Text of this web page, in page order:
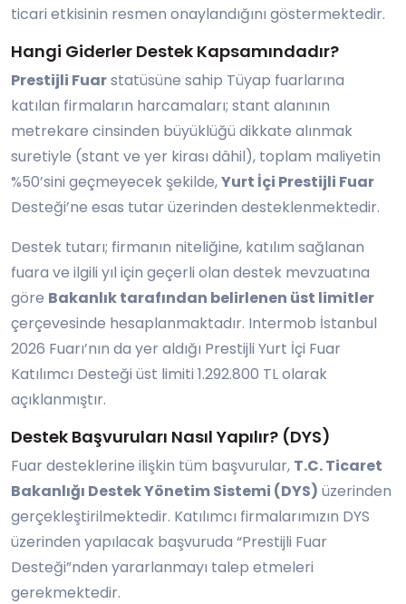
ticari etkisinin resmen onaylandığını göstermektedir.
Hangi Giderler Destek Kapsamındadır?
Prestijli Fuarstatüsüne sahip Tüyap fuarlarına
katılan firmaların harcamaları; stant alanının
metrekare cinsinden büyüklüğü dikkate alınmak
suretiyle (stant ve yer kirası dâhil), toplam maliyetin
%50’sini geçmeyecek şekilde,Yurt İçi Prestijli Fuar
Desteği’ne esas tutar üzerinden desteklenmektedir.
Destek tutarı; firmanın niteliğine, katılım sağlanan
fuara ve ilgili yıl için geçerli olan destek mevzuatına
göre Bakanlık tarafından belirlenen üst limitler
çerçevesinde hesaplanmaktadır. Intermob İstanbul
2026 Fuarı’nın da yer aldığı Prestijli Yurt İçi Fuar
Katılımcı Desteği üst limiti 1.292.800 TL olarak
açıklanmıştır.
Destek Başvuruları Nasıl Yapılır? (DYS)
Fuar desteklerine ilişkin tüm başvurular, T.C. Ticaret
Bakanlığı Destek Yönetim Sistemi (DYS) üzerinden
gerçekleştirilmektedir. Katılımcı firmalarımızın DYS
üzerinden yapılacak başvuruda “Prestijli Fuar
Desteği”nden yararlanmayı talep etmeleri
gerekmektedir.